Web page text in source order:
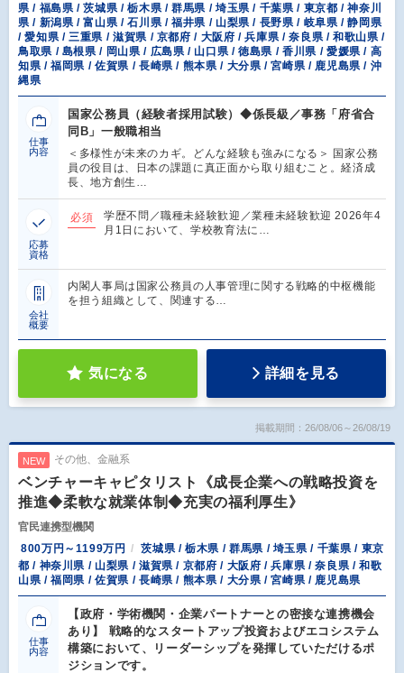
県 / 福島県 / 茨城県 / 栃木県 / 群馬県 / 埼玉県 / 千葉県 / 東京都 / 神奈川
県 / 新潟県 / 富山県 / 石川県 / 福井県 / 山梨県 / 長野県 / 岐阜県 / 静岡県
/ 愛知県 / 三重県 / 滋賀県 / 京都府 / 大阪府 / 兵庫県 / 奈良県 / 和歌山県 /
鳥取県 / 島根県 / 岡山県 / 広島県 / 山口県 / 徳島県 / 香川県 / 愛媛県 / 高
知県 / 福岡県 / 佐賀県 / 長崎県 / 熊本県 / 大分県 / 宮崎県 / 鹿児島県 / 沖
縄県
仕事
内容
国家公務員（経験者採用試験）◆係長級／事務「府省合
同B」一般職相当
＜多様性が未来のカギ。どんな経験も強みになる＞ 国家公務
員の役目は、日本の課題に真正面から取り組むこと。経済成
長、地方創生…
応募
資格
必須
学歴不問／職種未経験歓迎／業種未経験歓迎 2026年4
月1日において、学校教育法に…
会社
概要
内閣⼈事局は国家公務員の⼈事管理に関する戦略的中枢機能
を担う組織として、関連する…
気になる 詳細を見る
掲載期間：26/08/06～26/08/19
NEW その他、金融系
ベンチャーキャピタリスト《成長企業への戦略投資を
推進◆柔軟な就業体制◆充実の福利厚生》
官民連携型機関
800万円～1199万円
茨城県 / 栃木県 / 群馬県 / 埼玉県 / 千葉県 / 東京
都 / 神奈川県 / 山梨県 / 滋賀県 / 京都府 / 大阪府 / 兵庫県 / 奈良県 / 和歌
山県 / 福岡県 / 佐賀県 / 長崎県 / 熊本県 / 大分県 / 宮崎県 / 鹿児島県
仕事
内容
【政府・学術機関・企業パートナーとの密接な連携機会
あり】 戦略的なスタートアップ投資およびエコシステム
構築において、リーダーシップを発揮していただけるポ
ジションです。